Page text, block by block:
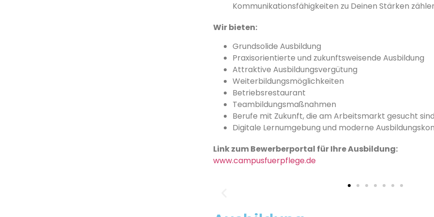
Kommunikationsfähigkeiten zu Deinen Stärken
Wir bieten:
Grundsolide Ausbildung
Praxisorientierte und zukunftsweisende Ausbildung
Attraktive Ausbildungsvergütung
Weiterbildungsmöglichkeiten
Betriebsrestaurant
Teambildungsmaßnahmen
Berufe mit Zukunft, die am Arbeitsmarkt gesucht sind
Digitale Lernumgebung und moderne
Link zum Bewerberportal für Ihre Ausbildung:
www.campusfuerpflege.de